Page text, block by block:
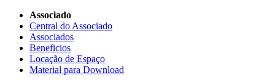
Associado
Central do Associado
Associados
Beneficios
Locação de Espaço
Material para Download